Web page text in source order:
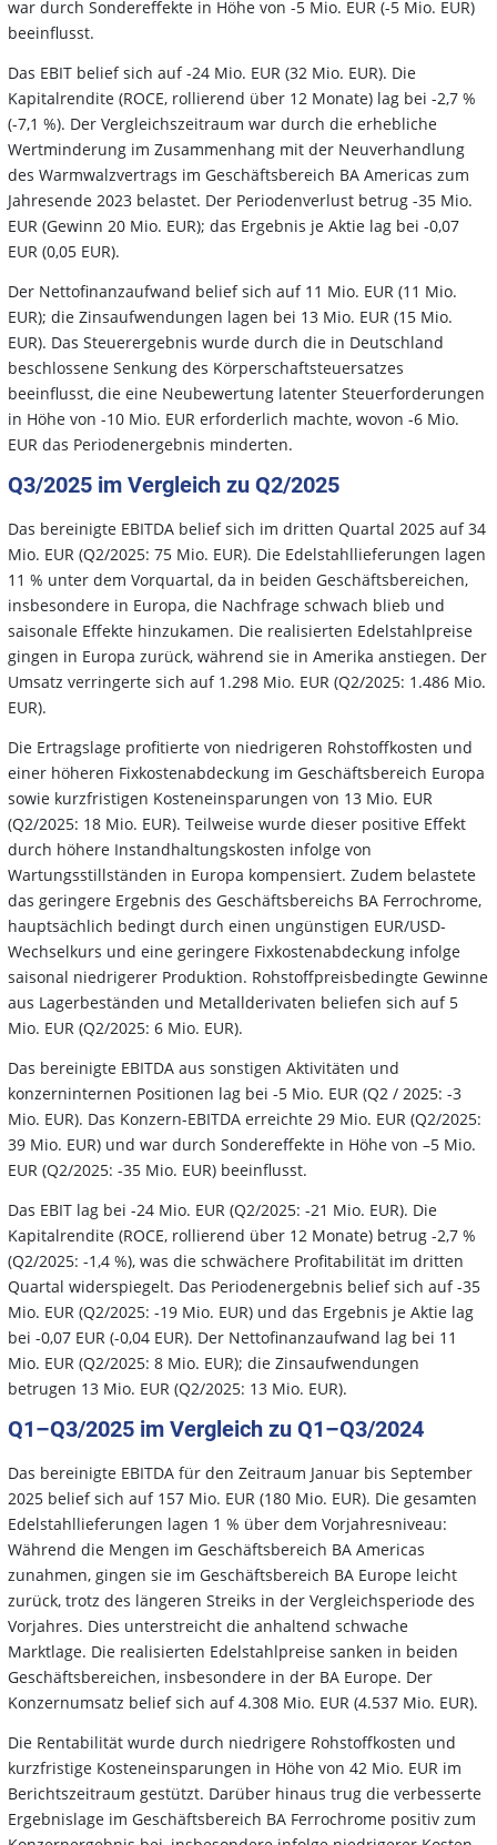
war durch Sondereffekte in Höhe von -5 Mio. EUR (-5 Mio. EUR)
beeinflusst.
Das EBIT belief sich auf -24 Mio. EUR (32 Mio. EUR). Die
Kapitalrendite (ROCE, rollierend über 12 Monate) lag bei -2,7 %
(-7,1 %). Der Vergleichszeitraum war durch die erhebliche
Wertminderung im Zusammenhang mit der Neuverhandlung
des Warmwalzvertrags im Geschäftsbereich BA Americas zum
Jahresende 2023 belastet. Der Periodenverlust betrug -35 Mio.
EUR (Gewinn 20 Mio. EUR); das Ergebnis je Aktie lag bei -0,07
EUR (0,05 EUR).
Der Nettofinanzaufwand belief sich auf 11 Mio. EUR (11 Mio.
EUR); die Zinsaufwendungen lagen bei 13 Mio. EUR (15 Mio.
EUR). Das Steuerergebnis wurde durch die in Deutschland
beschlossene Senkung des Körperschaftsteuersatzes
beeinflusst, die eine Neubewertung latenter Steuerforderungen
in Höhe von -10 Mio. EUR erforderlich machte, wovon -6 Mio.
EUR das Periodenergebnis minderten.
Q3/2025 im Vergleich zu Q2/2025
Das bereinigte EBITDA belief sich im dritten Quartal 2025 auf 34
Mio. EUR (Q2/2025: 75 Mio. EUR). Die Edelstahllieferungen lagen
11 % unter dem Vorquartal, da in beiden Geschäftsbereichen,
insbesondere in Europa, die Nachfrage schwach blieb und
saisonale Effekte hinzukamen. Die realisierten Edelstahlpreise
gingen in Europa zurück, während sie in Amerika anstiegen. Der
Umsatz verringerte sich auf 1.298 Mio. EUR (Q2/2025: 1.486 Mio.
EUR).
Die Ertragslage profitierte von niedrigeren Rohstoffkosten und
einer höheren Fixkostenabdeckung im Geschäftsbereich Europa
sowie kurzfristigen Kosteneinsparungen von 13 Mio. EUR
(Q2/2025: 18 Mio. EUR). Teilweise wurde dieser positive Effekt
durch höhere Instandhaltungskosten infolge von
Wartungsstillständen in Europa kompensiert. Zudem belastete
das geringere Ergebnis des Geschäftsbereichs BA Ferrochrome,
hauptsächlich bedingt durch einen ungünstigen EUR/USD-
Wechselkurs und eine geringere Fixkostenabdeckung infolge
saisonal niedrigerer Produktion. Rohstoffpreisbedingte Gewinne
aus Lagerbeständen und Metallderivaten beliefen sich auf 5
Mio. EUR (Q2/2025: 6 Mio. EUR).
Das bereinigte EBITDA aus sonstigen Aktivitäten und
konzerninternen Positionen lag bei -5 Mio. EUR (Q2 / 2025: -3
Mio. EUR). Das Konzern-EBITDA erreichte 29 Mio. EUR (Q2/2025:
39 Mio. EUR) und war durch Sondereffekte in Höhe von –5 Mio.
EUR (Q2/2025: -35 Mio. EUR) beeinflusst.
Das EBIT lag bei -24 Mio. EUR (Q2/2025: -21 Mio. EUR). Die
Kapitalrendite (ROCE, rollierend über 12 Monate) betrug -2,7 %
(Q2/2025: -1,4 %), was die schwächere Profitabilität im dritten
Quartal widerspiegelt. Das Periodenergebnis belief sich auf -35
Mio. EUR (Q2/2025: -19 Mio. EUR) und das Ergebnis je Aktie lag
bei -0,07 EUR (-0,04 EUR). Der Nettofinanzaufwand lag bei 11
Mio. EUR (Q2/2025: 8 Mio. EUR); die Zinsaufwendungen
betrugen 13 Mio. EUR (Q2/2025: 13 Mio. EUR).
Q1–Q3/2025 im Vergleich zu Q1–Q3/2024
Das bereinigte EBITDA für den Zeitraum Januar bis September
2025 belief sich auf 157 Mio. EUR (180 Mio. EUR). Die gesamten
Edelstahllieferungen lagen 1 % über dem Vorjahresniveau:
Während die Mengen im Geschäftsbereich BA Americas
zunahmen, gingen sie im Geschäftsbereich BA Europe leicht
zurück, trotz des längeren Streiks in der Vergleichsperiode des
Vorjahres. Dies unterstreicht die anhaltend schwache
Marktlage. Die realisierten Edelstahlpreise sanken in beiden
Geschäftsbereichen, insbesondere in der BA Europe. Der
Konzernumsatz belief sich auf 4.308 Mio. EUR (4.537 Mio. EUR).
Die Rentabilität wurde durch niedrigere Rohstoffkosten und
kurzfristige Kosteneinsparungen in Höhe von 42 Mio. EUR im
Berichtszeitraum gestützt. Darüber hinaus trug die verbesserte
Ergebnislage im Geschäftsbereich BA Ferrochrome positiv zum